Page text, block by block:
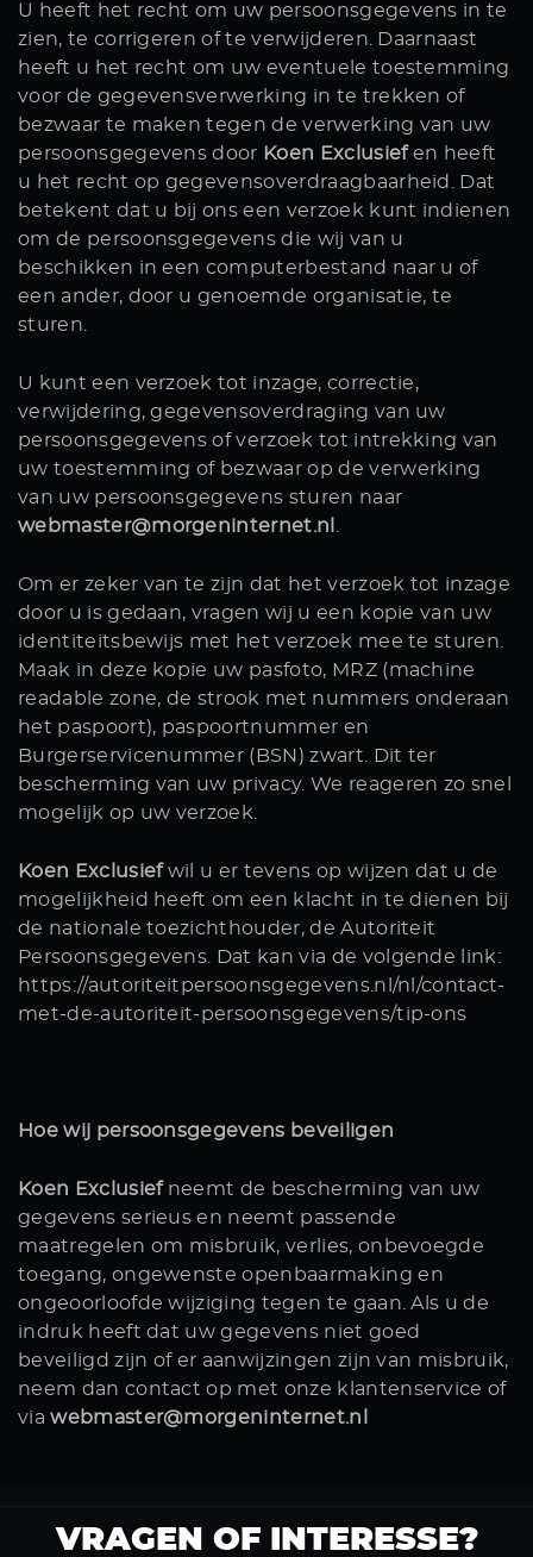
U heeft het recht om uw persoonsgegevens in te
zien, te corrigeren of te verwijderen. Daarnaast
heeft u het recht om uw eventuele toestemming
voor de gegevensverwerking in te trekken of
bezwaar te maken tegen de verwerking van uw
persoonsgegevens door Koen Exclusiefen heeft
u het recht op gegevensoverdraagbaarheid. Dat
betekent dat u bij ons een verzoek kunt indienen
om de persoonsgegevens die wij van u
beschikken in een computerbestand naar u of
een ander, door u genoemde organisatie, te
sturen.
U kunt een verzoek tot inzage, correctie,
verwijdering, gegevensoverdraging van uw
persoonsgegevens of verzoek tot intrekking van
uw toestemming of bezwaar op de verwerking
van uw persoonsgegevens sturen naar
webmaster@morgeninternet.nl
Om er zeker van te zijn dat het verzoek tot inzage
door u is gedaan, vragen wij u een kopie van uw
identiteitsbewijs met het verzoek mee te sturen.
Maak in deze kopie uw pasfoto, MRZ (machine
readable zone, de strook met nummers onderaan
het paspoort), paspoortnummer en
Burgerservicenummer (BSN) zwart. Dit ter
bescherming van uw privacy. We reageren zo snel
mogelijk op uw verzoek.
Koen Exclusiefwil u er tevens op wijzen dat u de
mogelijkheid heeft om een klacht in te dienen bij
de nationale toezichthouder, de Autoriteit
Persoonsgegevens. Dat kan via de volgende link:
https://autoriteitpersoonsgegevens.nl/nl/contact-
met-de-autoriteit-persoonsgegevens/tip-ons
Hoe wij persoonsgegevens beveiligen
Koen Exclusiefneemt de bescherming van uw
gegevens serieus en neemt passende
maatregelen om misbruik, verlies, onbevoegde
toegang, ongewenste openbaarmaking en
ongeoorloofde wijziging tegen te gaan. Als u de
indruk heeft dat uw gegevens niet goed
beveiligd zijn of er aanwijzingen zijn van misbruik,
neem dan contact op met onze klantenservice of
viawebmaster@morgeninternet.nl
VRAGEN OF INTERESSE?